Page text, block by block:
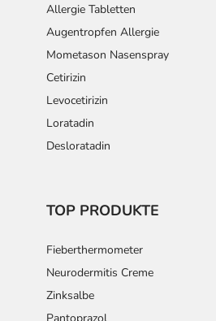
Allergie Tabletten
Augentropfen Allergie
Mometason Nasenspray
Cetirizin
Levocetirizin
Loratadin
Desloratadin
TOP PRODUKTE
Fieberthermometer
Neurodermitis Creme
Zinksalbe